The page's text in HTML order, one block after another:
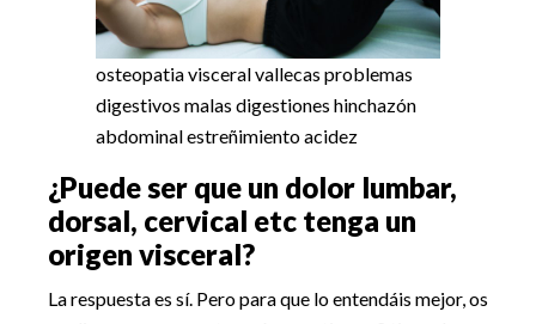
osteopatia visceral vallecas problemas
digestivos malas digestiones hinchazón
abdominal estreñimiento acidez
¿Puede ser que un dolor lumbar,
dorsal, cervical etc tenga un
origen visceral?
La respuesta es sí. Pero para que lo entendáis mejor, os